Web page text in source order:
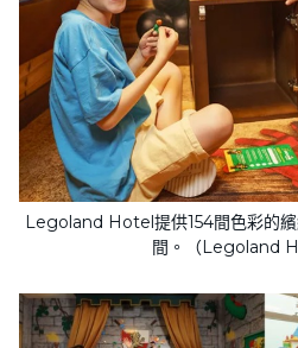
Legoland Hotel提供154間色彩的
間。（Legoland